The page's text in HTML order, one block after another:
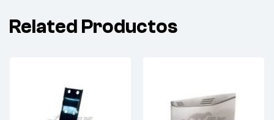
Related Productos